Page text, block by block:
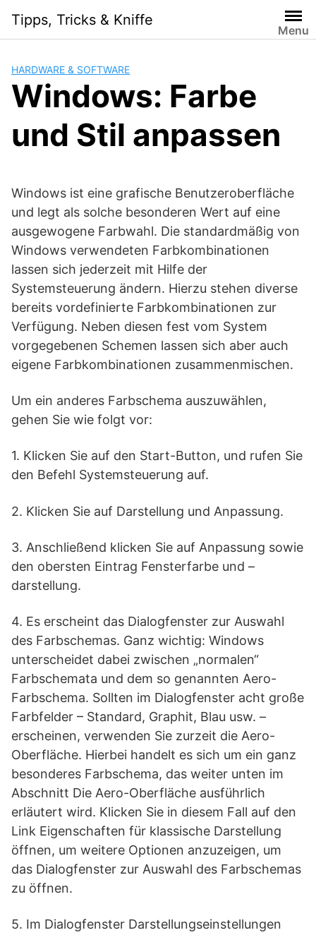
content
Tipps, Tricks & Kniffe
Menu
HARDWARE & SOFTWARE
Windows: Farbe
und Stil anpassen
Windows ist eine grafische Benutzeroberfläche
und legt als solche besonderen Wert auf eine
ausgewogene Farbwahl. Die standardmäßig von
Windows verwendeten Farbkombinationen
lassen sich jederzeit mit Hilfe der
Systemsteuerung ändern. Hierzu stehen diverse
bereits vordefinierte Farbkombinationen zur
Verfügung. Neben diesen fest vom System
vorgegebenen Schemen lassen sich aber auch
eigene Farbkombinationen zusammenmischen.
Um ein anderes Farbschema auszuwählen,
gehen Sie wie folgt vor:
1. Klicken Sie auf den Start-Button, und rufen Sie
den Befehl Systemsteuerung auf.
2. Klicken Sie auf Darstellung und Anpassung.
3. Anschließend klicken Sie auf Anpassung sowie
den obersten Eintrag Fensterfarbe und –
darstellung.
4. Es erscheint das Dialogfenster zur Auswahl
des Farbschemas. Ganz wichtig: Windows
unterscheidet dabei zwischen „normalen“
Farbschemata und dem so genannten Aero-
Farbschema. Sollten im Dialogfenster acht große
Farbfelder – Standard, Graphit, Blau usw. –
erscheinen, verwenden Sie zurzeit die Aero-
Oberfläche. Hierbei handelt es sich um ein ganz
besonderes Farbschema, das weiter unten im
Abschnitt Die Aero-Oberfläche ausführlich
erläutert wird. Klicken Sie in diesem Fall auf den
Link Eigenschaften für klassische Darstellung
öffnen, um weitere Optionen anzuzeigen, um
das Dialogfenster zur Auswahl des Farbschemas
zu öffnen.
5. Im Dialogfenster Darstellungseinstellungen